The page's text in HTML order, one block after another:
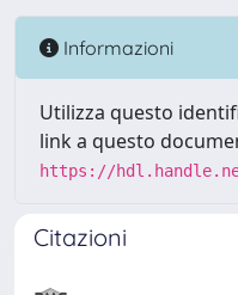
Informazioni
Utilizza questo
link a questo
https://
Citazioni